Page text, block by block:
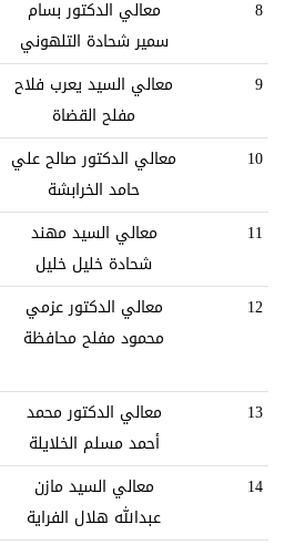
8
معالي الدكتور بسام
سمير شحادة التلهوني
9
معالي السيد يعرب فلاح
مفلح القضاة
10
معالي الدكتور صالح علي
حامد الخرابشة
11
معالي السيد مهند
شحادة خليل خليل
12
معالي الدكتور عزمي
محمود مفلح محافظة
13
معالي الدكتور محمد
أحمد مسلم الخلايلة
14
معالي السيد مازن
عبدالله هلال الفراية